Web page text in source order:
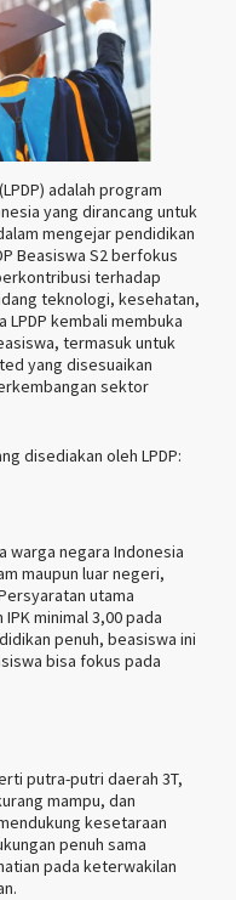
adalah program
yang dirancang untuk
mengejar pendidikan
Beasiswa S2 berfokus
terhadap
teknologi, kesehatan,
LPDP kembali membuka
termasuk untuk
yang disesuaikan
sektor
disediakan oleh LPDP:
warga negara Indonesia
maupun luar negeri,
utama
minimal 3,00 pada
penuh, beasiswa ini
bisa fokus pada
putra-putri daerah 3T,
mampu, dan
kesetaraan
penuh sama
pada keterwakilan